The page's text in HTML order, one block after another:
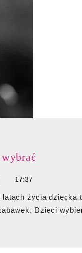
które
wybrać
17:37
Dzieci